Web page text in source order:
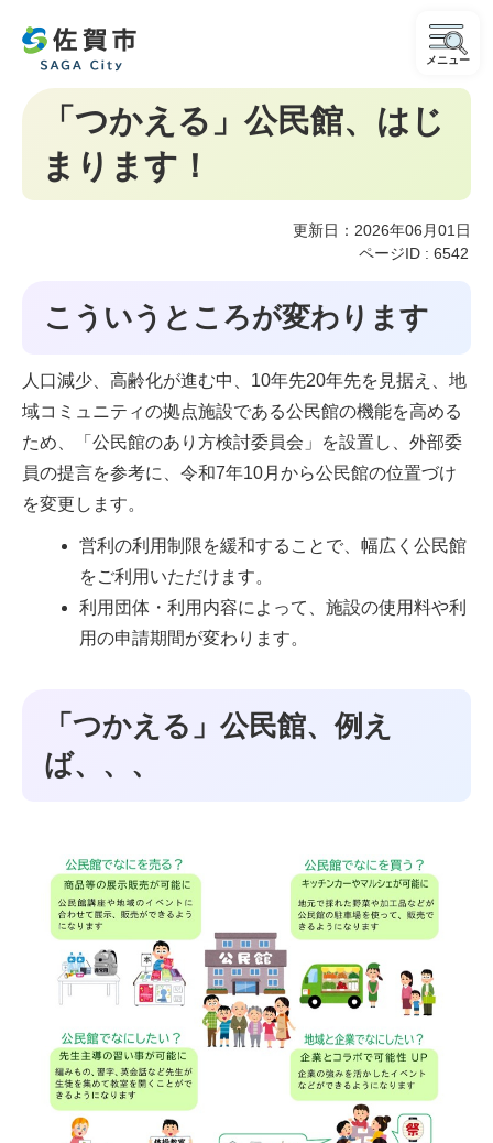
メニュー
「つかえる」公民館、はじ
まります！
更新日：2026年06月01日
ページID : 6542
こういうところが変わります
人口減少、高齢化が進む中、10年先20年先を見据え、地
域コミュニティの拠点施設である公民館の機能を高める
ため、「公民館のあり方検討委員会」を設置し、外部委
員の提言を参考に、令和7年10月から公民館の位置づけ
を変更します。
営利の利用制限を緩和することで、幅広く公民館
をご利用いただけます。
利用団体・利用内容によって、施設の使用料や利
用の申請期間が変わります。
「つかえる」公民館、例え
ば、、、